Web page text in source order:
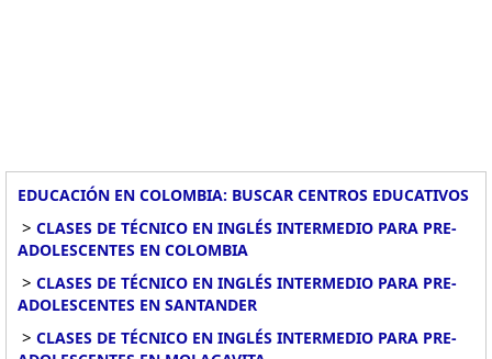
EDUCACIÓN EN COLOMBIA: BUSCAR CENTROS EDUCATIVOS
> CLASES DE TÉCNICO EN INGLÉS INTERMEDIO PARA PRE-
ADOLESCENTES EN COLOMBIA
> CLASES DE TÉCNICO EN INGLÉS INTERMEDIO PARA PRE-
ADOLESCENTES EN SANTANDER
> CLASES DE TÉCNICO EN INGLÉS INTERMEDIO PARA PRE-